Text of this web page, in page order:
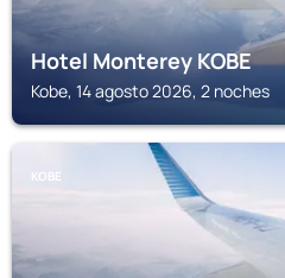
Hotel Monterey KOBE
Kobe, 14 agosto 2026, 2 noches
KOBE